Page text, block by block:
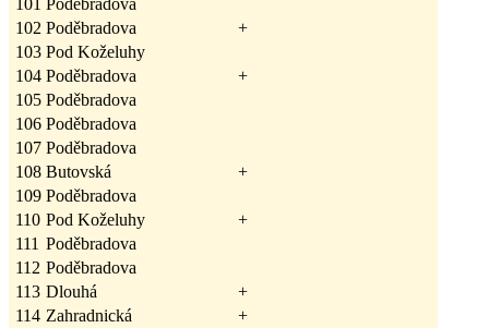
101 Poděbradova
102 Poděbradova
+
103 Pod Koželuhy
104 Poděbradova
+
105 Poděbradova
106 Poděbradova
107 Poděbradova
108 Butovská
+
109 Poděbradova
110 Pod Koželuhy
+
111 Poděbradova
112 Poděbradova
113 Dlouhá
+
114 Zahradnická
+